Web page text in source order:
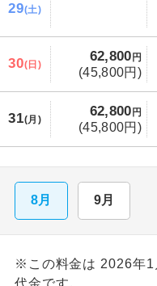
29(土)
30(日)
62,800 円
(45,800円)
31(月)
62,800 円
(45,800円)
8月 9月
※この料金は 2026年1
代金です。